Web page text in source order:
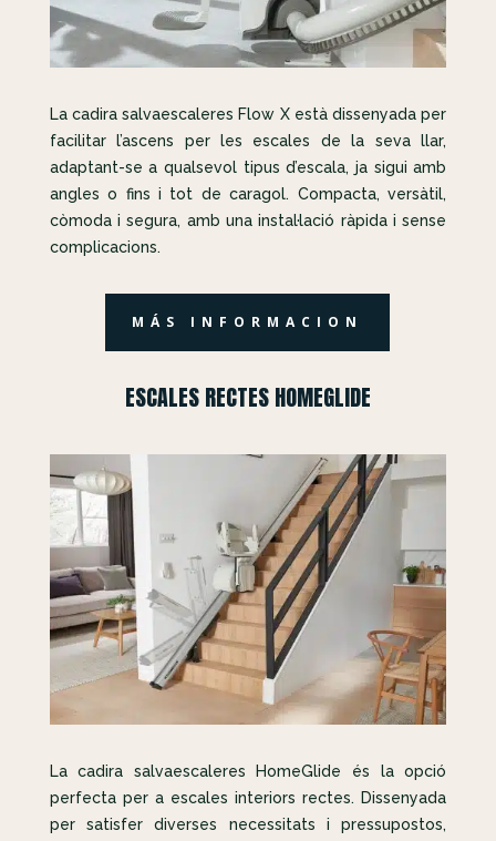
La cadira salvaescaleres Flow X està dissenyada per
facilitar l’ascens per les escales de la seva llar,
adaptant-se a qualsevol tipus d’escala, ja sigui amb
angles o fins i tot de caragol. Compacta, versàtil,
còmoda i segura, amb una instal·lació ràpida i sense
complicacions.
MÁS INFORMACION
ESCALES RECTES HOMEGLIDE
La cadira salvaescaleres HomeGlide és la opció
perfecta per a escales interiors rectes. Dissenyada
per satisfer diverses necessitats i pressupostos,